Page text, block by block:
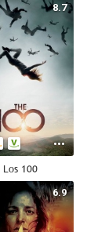
8.7
Los 100
6.9